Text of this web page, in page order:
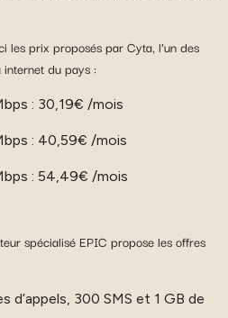
les prix proposés par Cyta, l’un des
internet du pays :
: 30,19€ /mois
: 40,59€ /mois
: 54,49€ /mois
spécialisé EPIC propose les offres
d’appels, 300 SMS et 1 GB de